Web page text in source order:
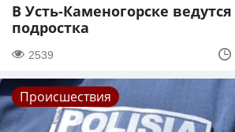
В Усть-Каменогорске
подростка
2539
Происшествия